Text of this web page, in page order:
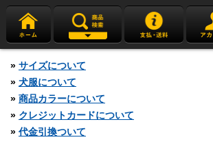
» サイズについて
» 犬服について
» 商品カラーについて
» クレジットカードについて
» 代金引換ついて